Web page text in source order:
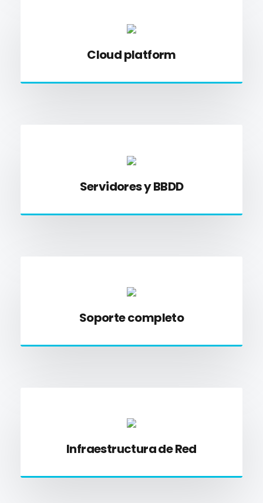
Cloud platform
Servidores y BBDD
Soporte completo
Infraestructura de Red